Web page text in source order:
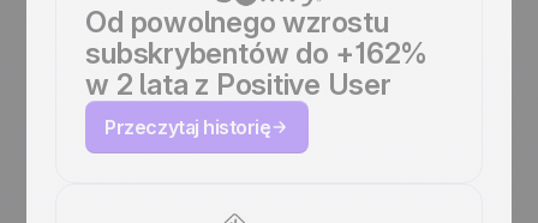
Od powolnego wzrostu
subskrybentów do +162%
w 2 lata z Positive User
Przeczytaj historię